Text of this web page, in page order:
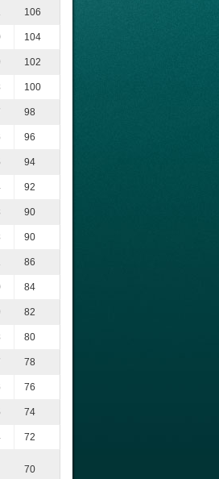
106
104
102
100
98
96
94
92
90
90
86
84
82
80
78
76
74
72
70